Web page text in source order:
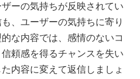
ーの気持ちが反映されてい
、ユーザーの気持ちに寄り
な内容では、感情のないコ
頼感を得るチャンスを失い
内容に変えて返信しましょ